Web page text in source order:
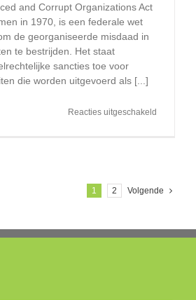
and Corrupt Organizations Act
in 1970, is een federale wet
de georganiseerde misdaad in
te bestrijden. Het staat
sancties toe voor
die worden uitgevoerd als [...]
Reacties uitgeschakeld
R.I.C.O
1 2 Volgende